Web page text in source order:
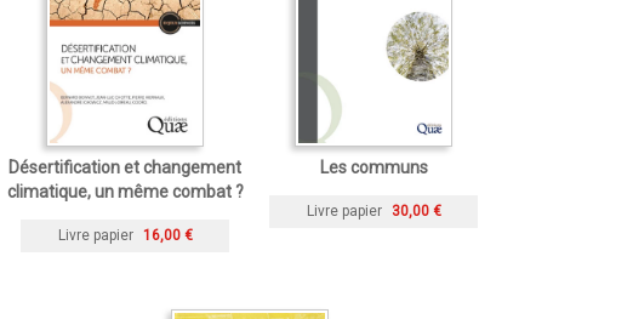
Désertification et changement
climatique, un même combat ?
Livre papier 16,00 €
Les communs
Livre papier 30,00 €